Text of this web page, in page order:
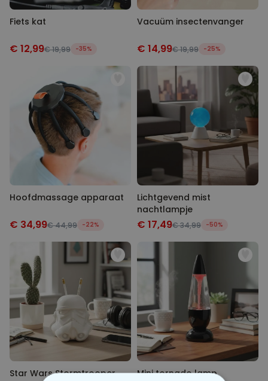
Fiets kat
€ 12,99€ 19,99 -35%
Vacuüm insectenvanger
€ 14,99€ 19,99 -25%
Hoofdmassage apparaat
€ 34,99€ 44,99 -22%
Lichtgevend mist
nachtlampje
€ 17,49€ 34,99 -50%
Star Wars Stormtrooper
Mini tornado lamp